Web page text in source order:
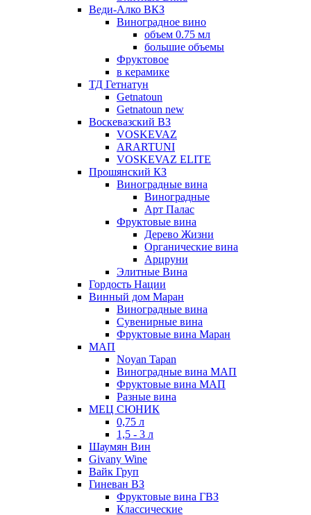
Веди-Алко ВКЗ
Виноградное вино
объем 0.75 мл
большие объемы
Фруктовое
в керамике
ТД Гетнатун
Getnatoun
Getnatoun new
Воскевазский ВЗ
VOSKEVAZ
ARARTUNI
VOSKEVAZ ELITE
Прошянский КЗ
Виноградные вина
Виноградные
Арт Палас
Фруктовые вина
Дерево Жизни
Органические вина
Арцруни
Элитные Вина
Гордость Нации
Винный дом Маран
Виноградные вина
Сувенирные вина
Фруктовые вина Маран
МАП
Noyan Tapan
Виноградные вина МАП
Фруктовые вина МАП
Разные вина
МЕЦ СЮНИК
0,75 л
1,5 - 3 л
Шаумян Вин
Givany Wine
Вайк Груп
Гиневан ВЗ
Фруктовые вина ГВЗ
Классические